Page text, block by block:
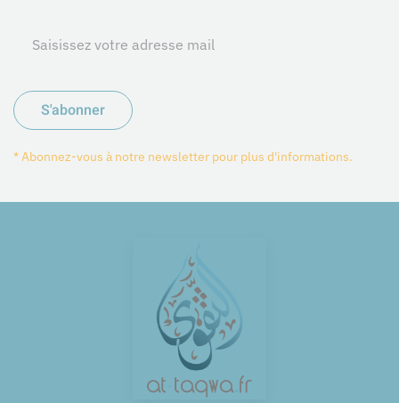
S'abonner
* Abonnez-vous à notre newsletter pour plus d'informations.